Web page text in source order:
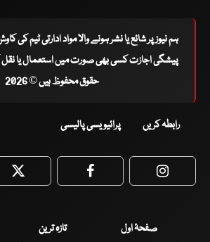
ہم نیوز پر شائع یا نشر ہونے والا مواد ادارتی ٹیم کی
پیشگی اجازت کسی بھی صورت میں استعمال یا نقل
حقوق محفوظ ہیں © 2026
رابطہ کریں پرائیویسی پالیسی
Twitter Facebook
صفحۂ اول تازہ ترین